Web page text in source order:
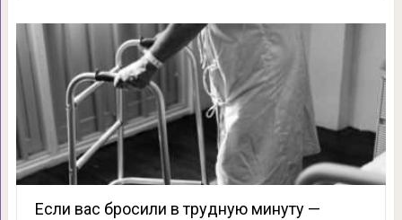
Если вас бросили в трудную минуту —